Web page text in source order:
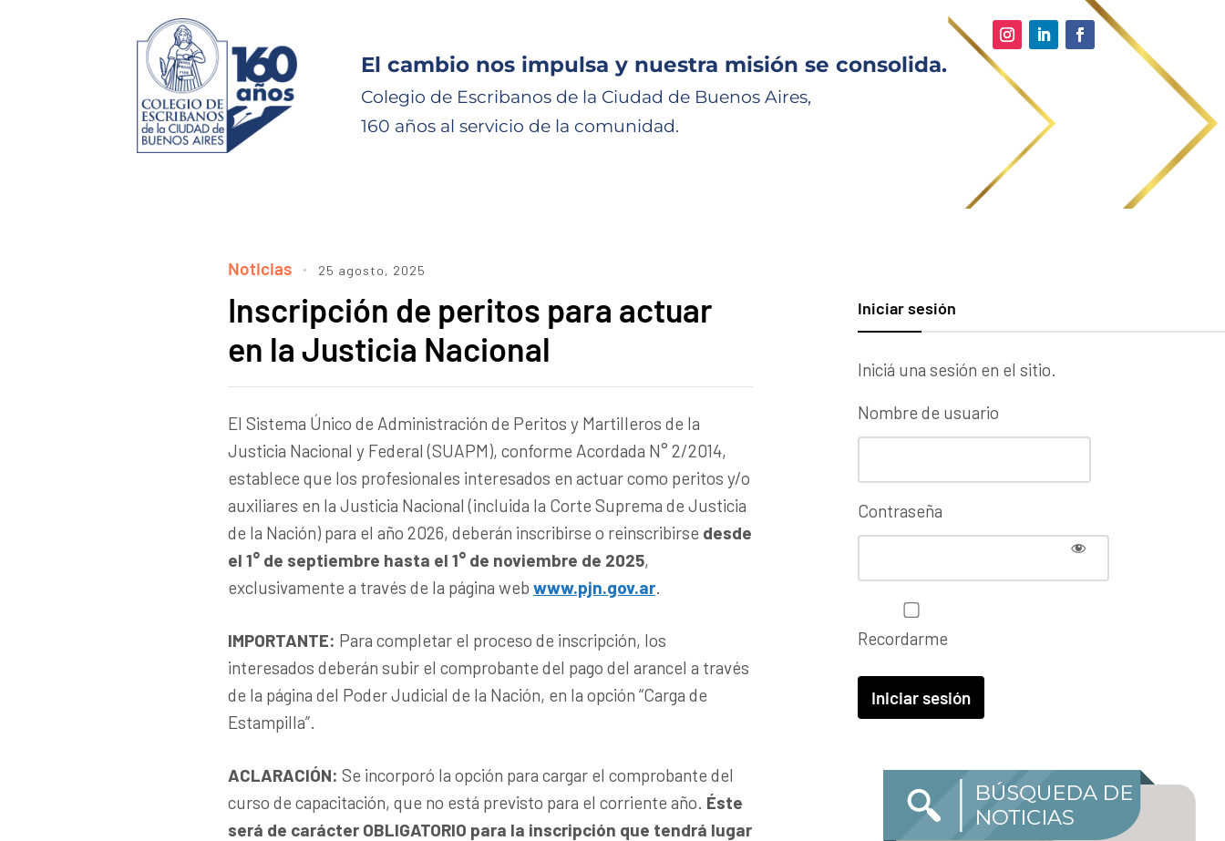
El cambio nos impulsa y nuestra misión se consolida.
Colegio de Escribanos de la Ciudad de Buenos Aires,
160 años al servicio de la comunidad.
Noticias 25 agosto, 2025
Inscripción de peritos para actuar
en la Justicia Nacional
El Sistema Único de Administración de Peritos y Martilleros de la
Justicia Nacional y Federal (SUAPM), conforme Acordada N° 2/2014,
establece que los profesionales interesados en actuar como peritos y/o
auxiliares en la Justicia Nacional (incluida la Corte Suprema de Justicia
de la Nación) para el año 2026, deberán inscribirse o reinscribirse desde
el 1° de septiembre hasta el 1° de noviembre de 2025,
exclusivamente a través de la página web www.pjn.gov.ar.
IMPORTANTE: Para completar el proceso de inscripción, los
interesados deberán subir el comprobante del pago del arancel a través
de la página del Poder Judicial de la Nación, en la opción “Carga de
Estampilla”.
ACLARACIÓN: Se incorporó la opción para cargar el comprobante del
curso de capacitación, que no está previsto para el corriente año. Éste
será de carácter OBLIGATORIO para la inscripción que tendrá lugar
Iniciar sesión
Iniciá una sesión en el sitio.
Nombre de usuario
Contraseña
Recordarme